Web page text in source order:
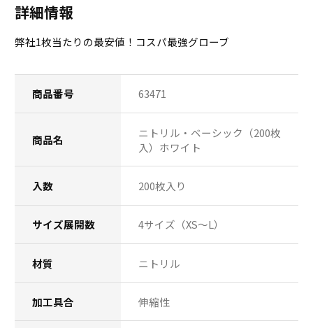
詳細情報
弊社1枚当たりの最安値！コスパ最強グローブ
商品番号 63471
商品名
ニトリル・ベーシック（200枚
入）ホワイト
入数 200枚入り
サイズ展開数 4サイズ（XS～L）
材質 ニトリル
加工具合 伸縮性